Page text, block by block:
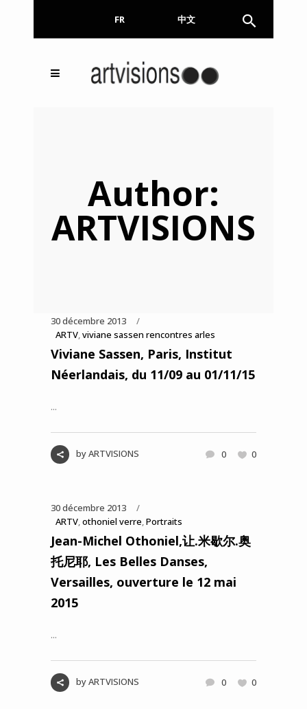
FR 中文
Author:
ARTVISIONS
30 décembre 2013
ARTV,viviane sassen rencontres arles
Viviane Sassen, Paris, Institut
Néerlandais, du 11/09 au 01/11/15
...
byARTVISIONS 0 0
30 décembre 2013
ARTV,othoniel verre,Portraits
Jean-Michel Othoniel,让.米歇尔.奥
托尼耶, Les Belles Danses,
Versailles, ouverture le 12 mai
2015
...
byARTVISIONS 0 0
Inscrivez-vous à notre
En continuant, vous acceptez de nous communiquer
votre adresse email pour l’envoi de la Newsletter. En
aucun cas elle ne sera transmise à un tiers.